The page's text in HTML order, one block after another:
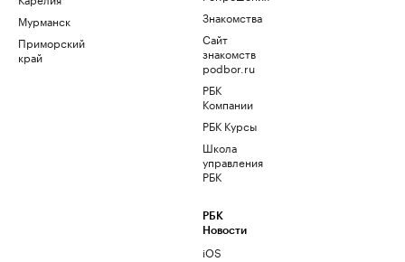
Мурманск
Приморский
край
Знакомства
Сайт
знакомств
podbor.ru
РБК
Компании
РБК Курсы
Школа
управления
РБК
РБК
Новости
iOS